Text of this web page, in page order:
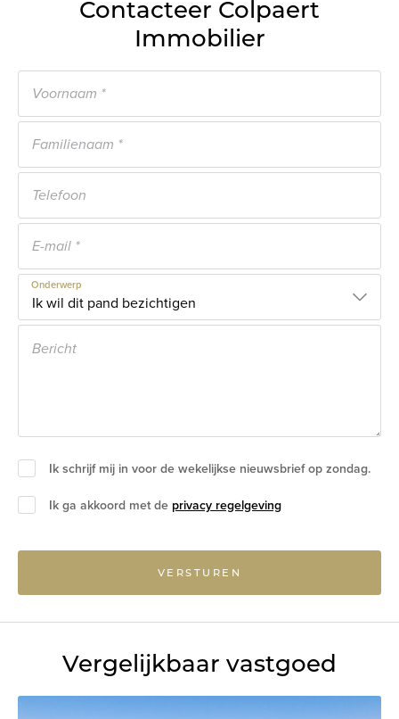
Contacteer Colpaert
Immobilier
Onderwerp
Ik schrijf mij in voor de wekelijkse nieuwsbrief op zondag.
Ik ga akkoord met de privacy regelgeving
VERSTUREN
Vergelijkbaar vastgoed